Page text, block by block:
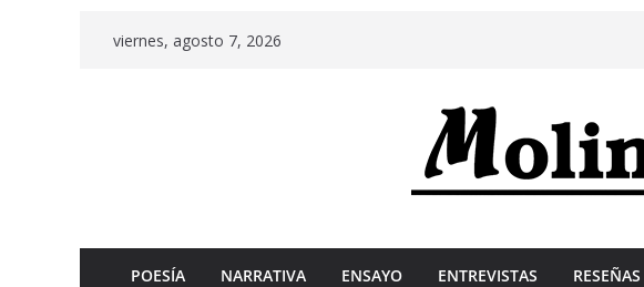
viernes, agosto 7, 2026
POESÍA NARRATIVA ENSAYO ENTREVISTAS RESEÑAS